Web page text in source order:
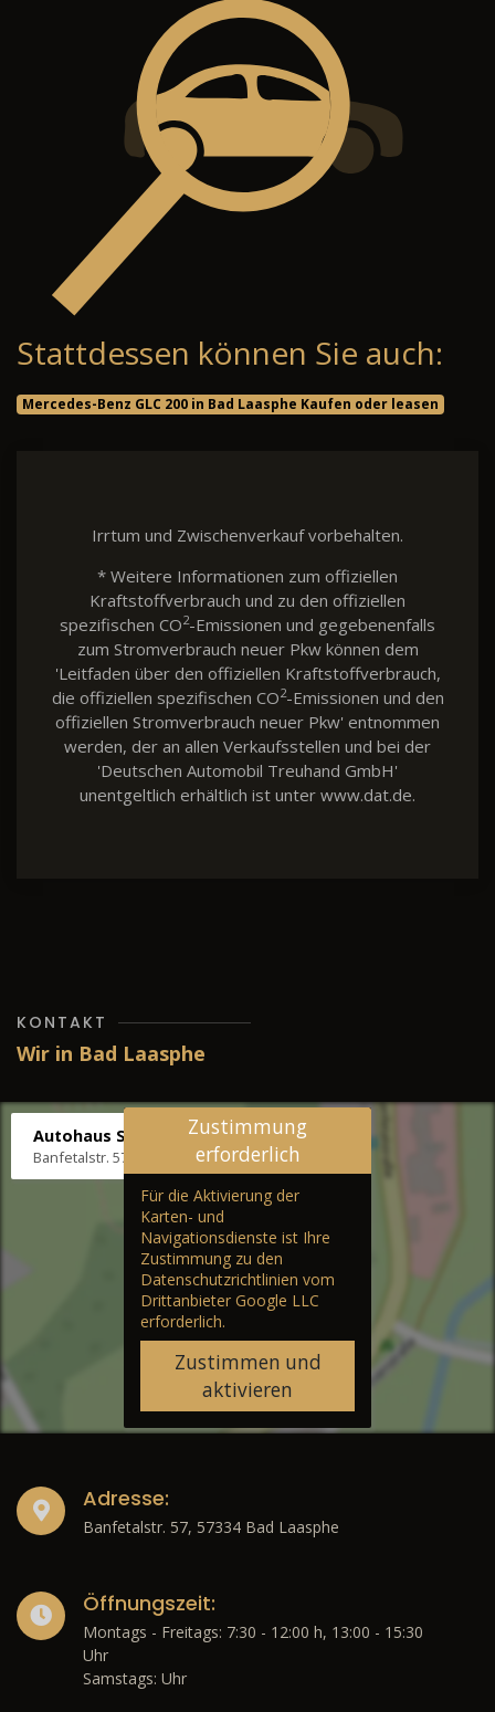
Stattdessen können Sie auch:
Mercedes-Benz GLC 200 in Bad Laasphe Kaufen oder leasen
Irrtum und Zwischenverkauf vorbehalten.
* Weitere Informationen zum offiziellen
Kraftstoffverbrauch und zu den offiziellen
spezifischen CO2-Emissionen und gegebenenfalls
zum Stromverbrauch neuer Pkw können dem
'Leitfaden über den offiziellen Kraftstoffverbrauch,
die offiziellen spezifischen CO2-Emissionen und den
offiziellen Stromverbrauch neuer Pkw' entnommen
werden, der an allen Verkaufsstellen und bei der
'Deutschen Automobil Treuhand GmbH'
unentgeltlich erhältlich ist unter www.dat.de.
KONTAKT
Wir in Bad Laasphe
Autohaus Stenger
Banfetalstr. 57, 57334 Bad Laasphe
Zustimmung
erforderlich
Für die Aktivierung der
Karten- und
Navigationsdienste ist Ihre
Zustimmung zu den
Datenschutzrichtlinien vom
Drittanbieter Google LLC
erforderlich.
Zustimmen und
aktivieren
Adresse:
Banfetalstr. 57, 57334 Bad Laasphe
Öffnungszeit:
Montags - Freitags: 7:30 - 12:00 h, 13:00 - 15:30
Uhr
Samstags: Uhr